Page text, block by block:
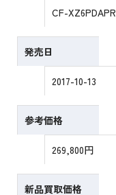
CF-XZ6PDAPR
発売日
2017-10-13
参考価格
269,800円
新品買取価格